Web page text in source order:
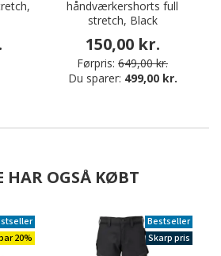
håndværkershorts full
stretch, Black
150,00 kr.
Førpris: 649,00 kr.
Du sparer: 499,00 kr.
HAR OGSÅ KØBT
20%
Bestseller
Skarp pris